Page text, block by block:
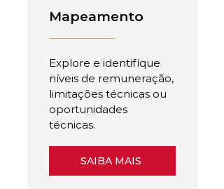
Mapeamento
Explore e identifique
níveis de remuneração,
limitações técnicas ou
oportunidades
técnicas.
SAIBA MAIS